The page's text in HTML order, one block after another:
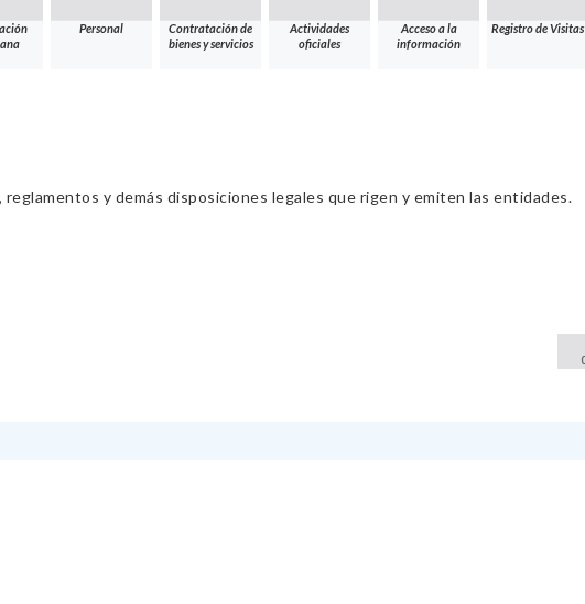
Personal
Contratación de
bienes y servicios
Actividades
oficiales
Acceso a la
información
Registro de Visitas
y demás disposiciones legales que rigen y emiten las entidades.